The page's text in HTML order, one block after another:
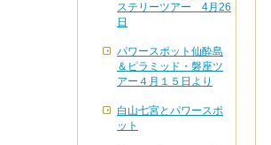
ステリーツアー 4月26
日
パワースポット仙酔島
＆ピラミッド・磐座ツ
アー４月１５日より
白山七宮とパワースポ
ット